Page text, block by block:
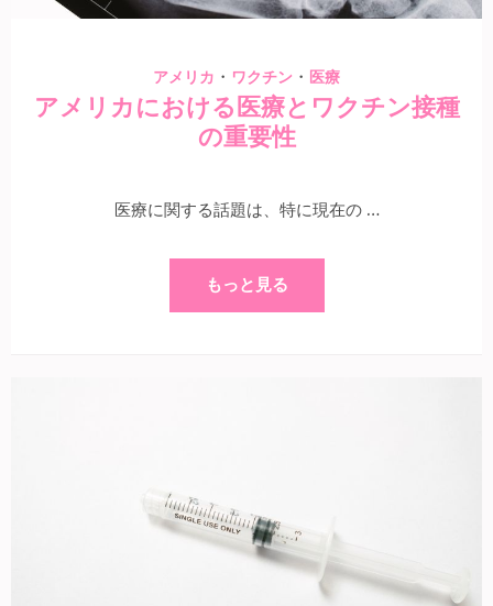
アメリカ ・ ワクチン ・ 医療
アメリカにおける医療とワクチン接種
の重要性
医療に関する話題は、特に現在の …
もっと見る